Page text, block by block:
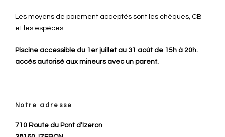
Les moyens de paiement acceptés sont les chèques, CB
et les espèces.
Piscine accessible du 1er juillet au 31 août de 15h à 20h.
accès autorisé aux mineurs avec un parent.
Notre adresse
710 Route du Pont d’Izeron